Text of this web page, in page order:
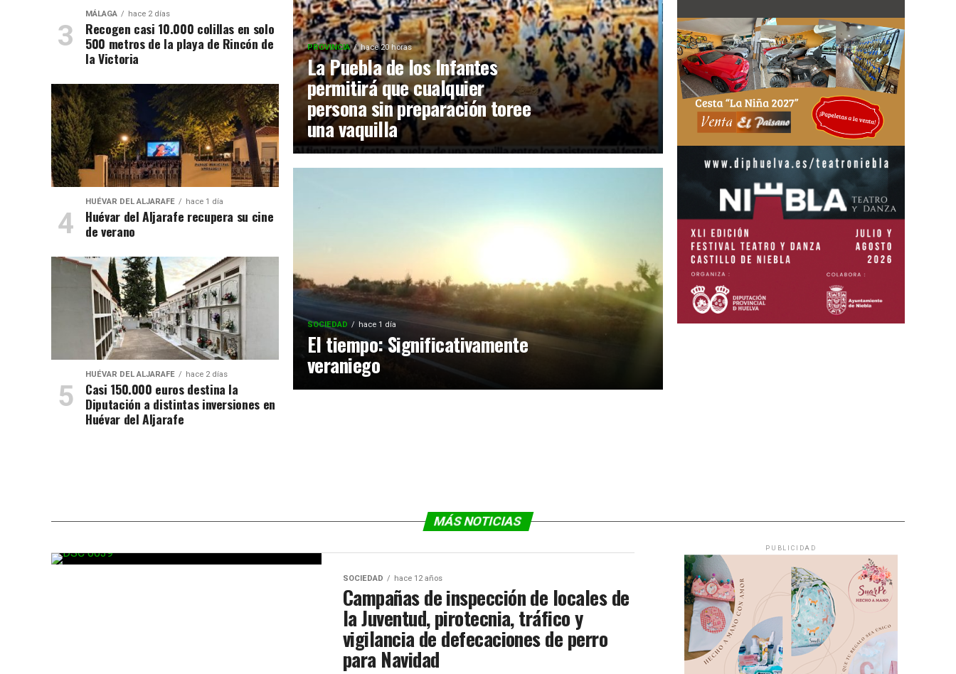
PROVINCIA hace 20 horas
La Puebla de los Infantes
permitirá que cualquier
persona sin preparación toree
una vaquilla
SOCIEDAD hace 1 día
El tiempo: Significativamente
veraniego
MÁLAGA hace 2 días
Recogen casi 10.000 colillas en solo
500 metros de la playa de Rincón de
la Victoria
HUÉVAR DEL ALJARAFE hace 1 día
Huévar del Aljarafe recupera su cine
de verano
HUÉVAR DEL ALJARAFE hace 2 días
Casi 150.000 euros destina la
Diputación a distintas inversiones en
Huévar del Aljarafe
MÁS NOTICIAS
SOCIEDAD hace 12 años
Campañas de inspección de locales de
la Juventud, pirotecnia, tráfico y
vigilancia de defecaciones de perro
para Navidad
PUBLICIDAD